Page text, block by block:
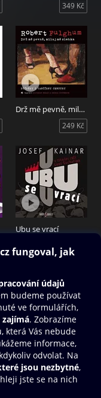
349 Kč
Drž mě pevně, miluj mě zlehka
249 Kč
Ubu se vrací
199 Kč